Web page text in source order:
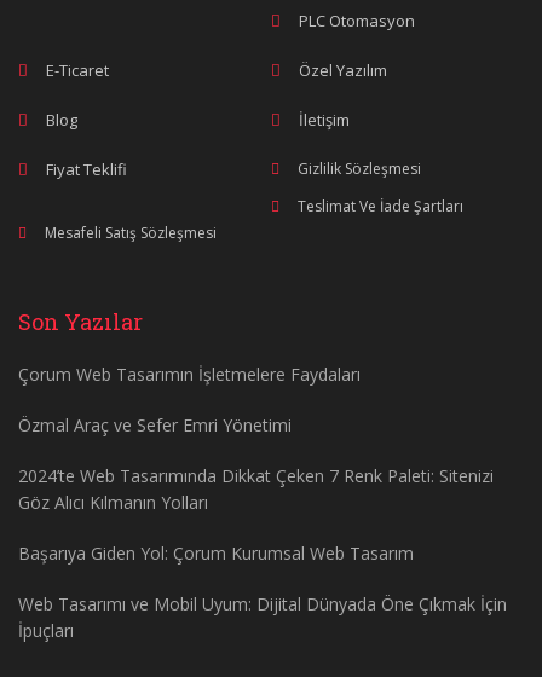
PLC Otomasyon
E-Ticaret Özel Yazılım
Blog İletişim
Fiyat Teklifi
Gizlilik Sözleşmesi
Teslimat Ve İade Şartları
Mesafeli Satış Sözleşmesi
Son Yazılar
Çorum Web Tasarımın İşletmelere Faydaları
Özmal Araç ve Sefer Emri Yönetimi
2024’te Web Tasarımında Dikkat Çeken 7 Renk Paleti: Sitenizi
Göz Alıcı Kılmanın Yolları
Başarıya Giden Yol: Çorum Kurumsal Web Tasarım
Web Tasarımı ve Mobil Uyum: Dijital Dünyada Öne Çıkmak İçin
İpuçları